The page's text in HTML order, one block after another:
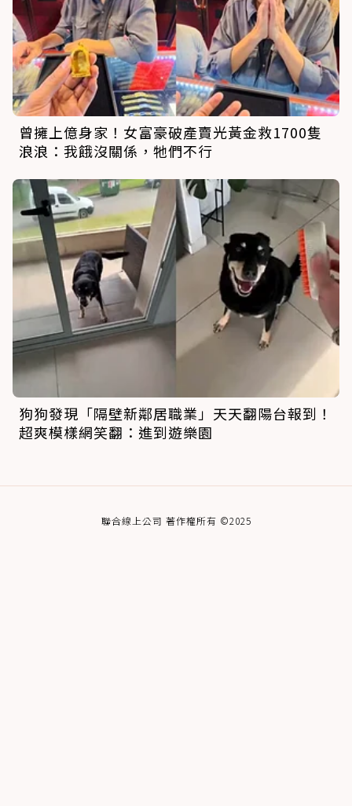
曾擁上億身家！女富豪破產賣光黃金救1700隻
浪浪：我餓沒關係，牠們不行
狗狗發現「隔壁新鄰居職業」天天翻陽台報到！
超爽模樣網笑翻：進到遊樂園
聯合線上公司 著作權所有 ©2025